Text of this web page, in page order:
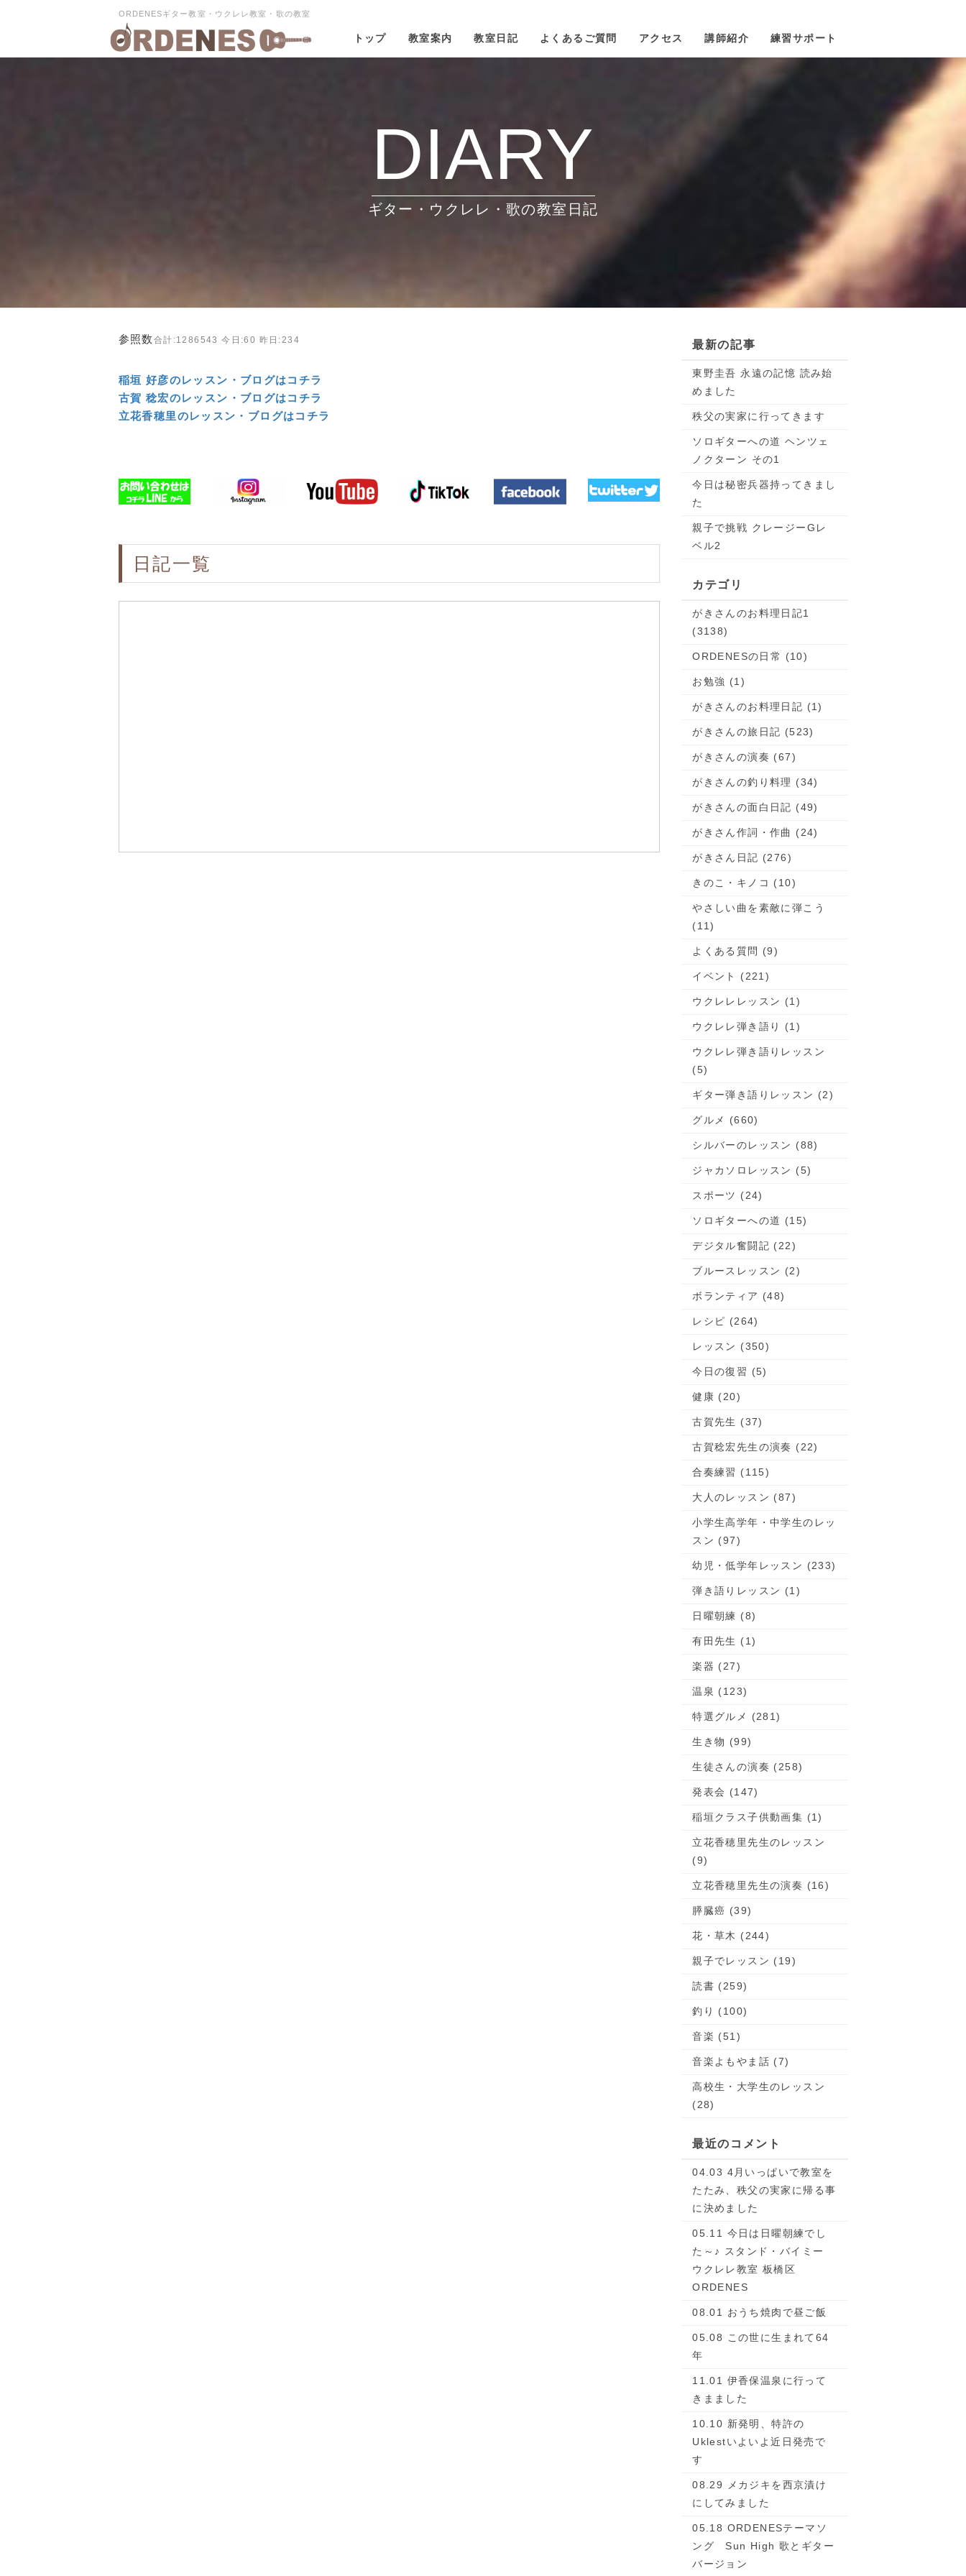
ORDENESギター教室・ウクレレ教室・歌の教室
トップ 教室案内 教室日記 よくあるご質問 アクセス 講師紹介 練習サポート
DIARY
ギター・ウクレレ・歌の教室日記
参照数 合計:1286543 今日:60 昨日:234
稲垣 好彦のレッスン・ブログはコチラ
古賀 稔宏のレッスン・ブログはコチラ
立花香穂里のレッスン・ブログはコチラ
日記一覧
最新の記事
東野圭吾 永遠の記憶 読み始
めました
秩父の実家に行ってきます
ソロギターへの道 ヘンツェ
ノクターン その1
今日は秘密兵器持ってきまし
た
親子で挑戦 クレージーGレ
ベル2
カテゴリ
がきさんのお料理日記1
(3138)
ORDENESの日常 (10)
お勉強 (1)
がきさんのお料理日記 (1)
がきさんの旅日記 (523)
がきさんの演奏 (67)
がきさんの釣り料理 (34)
がきさんの面白日記 (49)
がきさん作詞・作曲 (24)
がきさん日記 (276)
きのこ・キノコ (10)
やさしい曲を素敵に弾こう
(11)
よくある質問 (9)
イベント (221)
ウクレレレッスン (1)
ウクレレ弾き語り (1)
ウクレレ弾き語りレッスン
(5)
ギター弾き語りレッスン (2)
グルメ (660)
シルバーのレッスン (88)
ジャカソロレッスン (5)
スポーツ (24)
ソロギターへの道 (15)
デジタル奮闘記 (22)
ブルースレッスン (2)
ボランティア (48)
レシピ (264)
レッスン (350)
今日の復習 (5)
健康 (20)
古賀先生 (37)
古賀稔宏先生の演奏 (22)
合奏練習 (115)
大人のレッスン (87)
小学生高学年・中学生のレッ
スン (97)
幼児・低学年レッスン (233)
弾き語りレッスン (1)
日曜朝練 (8)
有田先生 (1)
楽器 (27)
温泉 (123)
特選グルメ (281)
生き物 (99)
生徒さんの演奏 (258)
発表会 (147)
稲垣クラス子供動画集 (1)
立花香穂里先生のレッスン
(9)
立花香穂里先生の演奏 (16)
膵臓癌 (39)
花・草木 (244)
親子でレッスン (19)
読書 (259)
釣り (100)
音楽 (51)
音楽よもやま話 (7)
高校生・大学生のレッスン
(28)
最近のコメント
04.03 4月いっぱいで教室を
たたみ、秩父の実家に帰る事
に決めました
05.11 今日は日曜朝練でし
た～♪ スタンド・バイミー
ウクレレ教室 板橋区
ORDENES
08.01 おうち焼肉で昼ご飯
05.08 この世に生まれて64
年
11.01 伊香保温泉に行って
きまました
10.10 新発明、特許の
Uklestいよいよ近日発売で
す
08.29 メカジキを西京漬け
にしてみました
05.18 ORDENESテーマソ
ング Sun High 歌とギター
バージョン